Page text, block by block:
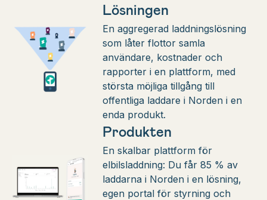
Lösningen
En aggregerad laddningslösning
som låter flottor samla
användare, kostnader och
rapporter i en plattform, med
största möjliga tillgång till
offentliga laddare i Norden i en
enda produkt.
Produkten
En skalbar plattform för
elbilsladdning: Du får 85 % av
laddarna i Norden i en lösning,
egen portal för styrning och